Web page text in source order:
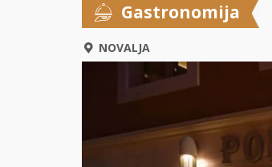
Gastronomija
NOVALJA